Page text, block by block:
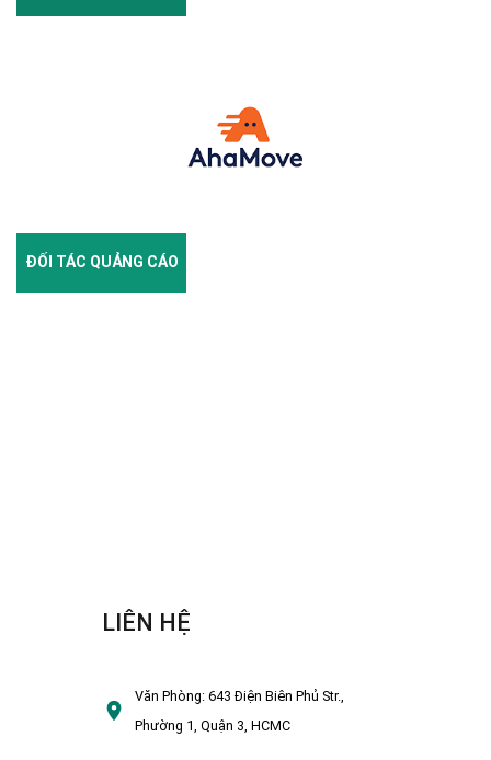
ĐỐI TÁC QUẢNG CÁO
LIÊN HỆ
Văn Phòng:643 Điện Biên Phủ Str.,
Phường 1, Quận 3, HCMC